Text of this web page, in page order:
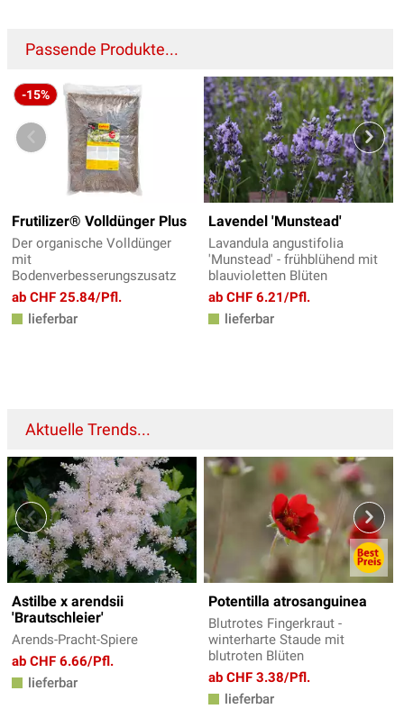
Passende Produkte...
-15%
Frutilizer® Volldünger Plus
Der organische Volldünger
mit
Bodenverbesserungszusatz
ab CHF 25.84/Pfl.
lieferbar
Lavendel 'Munstead'
Lavandula angustifolia
'Munstead' - frühblühend mit
blauvioletten Blüten
ab CHF 6.21/Pfl.
lieferbar
Aktuelle Trends...
Astilbe x arendsii
'Brautschleier'
Arends-Pracht-Spiere
ab CHF 6.66/Pfl.
lieferbar
Potentilla atrosanguinea
Blutrotes Fingerkraut -
winterharte Staude mit
blutroten Blüten
ab CHF 3.38/Pfl.
lieferbar